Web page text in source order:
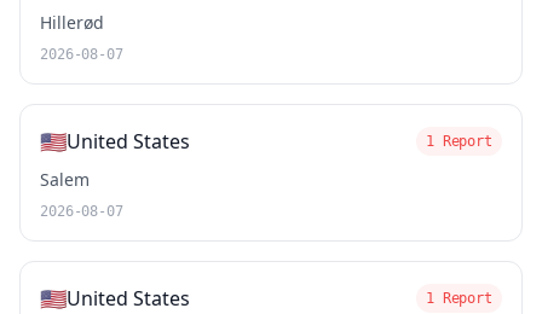
Hillerød
2026-08-07
🇺🇸United States 1 Report
Salem
2026-08-07
🇺🇸United States 1 Report